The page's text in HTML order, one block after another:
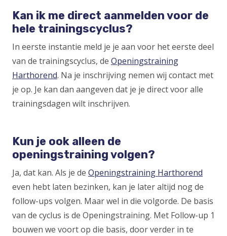
Kan ik me direct aanmelden voor de
hele trainingscyclus?
In eerste instantie meld je je aan voor het eerste deel
van de trainingscyclus, de Openingstraining
Harthorend. Na je inschrijving nemen wij contact met
je op. Je kan dan aangeven dat je je direct voor alle
trainingsdagen wilt inschrijven.
Kun je ook alleen de
openingstraining volgen?
Ja, dat kan. Als je de Openingstraining Harthorend
even hebt laten bezinken, kan je later altijd nog de
follow-ups volgen. Maar wel in die volgorde. De basis
van de cyclus is de Openingstraining. Met Follow-up 1
bouwen we voort op die basis, door verder in te